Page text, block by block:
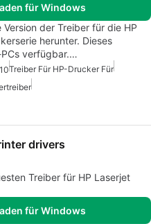
für Windows
der Treiber für die HP
herunter. Dieses
verfügbar.…
Treiber Für HP-Drucker Für
drivers
Treiber für HP Laserjet
für Windows